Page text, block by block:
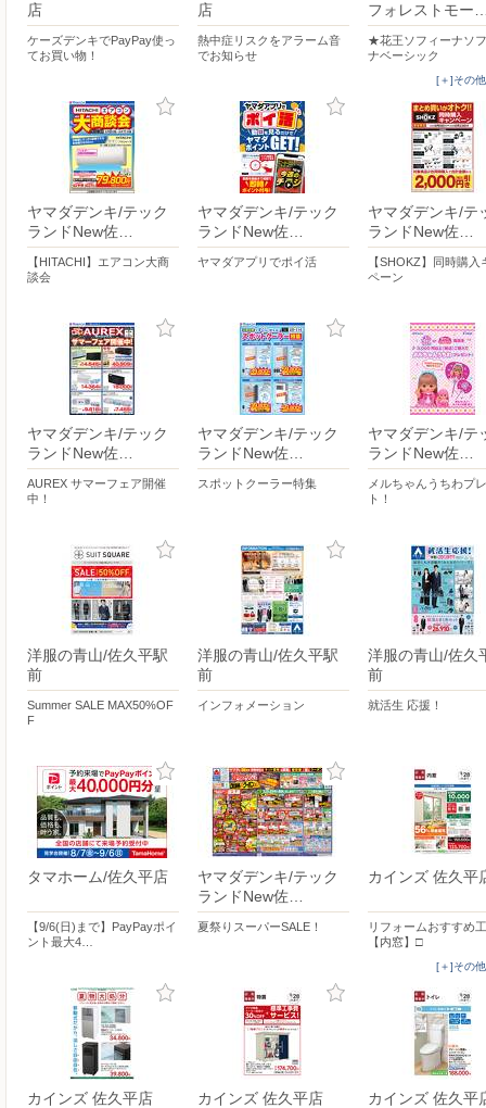
店
ケーズデンキでPayPay使っ
てお買い物！
店
熱中症リスクをアラーム音
でお知らせ
フォレストモー
★花王ソフィーナソ
ナベーシック
[＋]その
ヤマダデンキ/テック
ランドNew佐…
【HITACHI】エアコン大商
談会
ヤマダデンキ/テック
ランドNew佐…
ヤマダアプリでポイ活
ヤマダデンキ/テ
ランドNew佐…
【SHOKZ】同時購入
ペーン
ヤマダデンキ/テック
ランドNew佐…
AUREX サマーフェア開催
中！
ヤマダデンキ/テック
ランドNew佐…
スポットクーラー特集
ヤマダデンキ/テ
ランドNew佐…
メルちゃんうちわプ
ト！
洋服の青山/佐久平駅
前
Summer SALE MAX50%OF
F
洋服の青山/佐久平駅
前
インフォメーション
洋服の青山/佐久
前
就活生 応援！
タマホーム/佐久平店
【9/6(日)まで】PayPayポイ
ント最大4…
ヤマダデンキ/テック
ランドNew佐…
夏祭りスーパーSALE！
カインズ 佐久平
リフォームおすすめ
【内窓】□
[＋]その
カインズ 佐久平店 カインズ 佐久平店 カインズ 佐久平